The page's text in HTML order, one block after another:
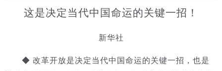
这是决定当代中国命运的关键一招！
新华社
◆ 改革开放是决定当代中国命运的关键一招，也是